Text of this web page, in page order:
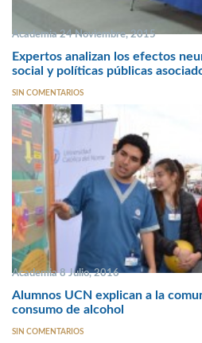
Academia 24 Noviembre, 2015
Expertos analizan los efectos
social y políticas públicas
SIN COMENTARIOS
Academia 8 Julio, 2016
Alumnos UCN explican a la
consumo de alcohol
SIN COMENTARIOS